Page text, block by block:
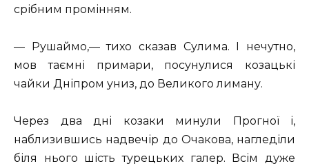
срібним промінням.
— Рушаймо,— тихо сказав Сулима. І нечутно,
мов таємні примари, посунулися козацькі
чайки Дніпром униз, до Великого лиману.
Через два дні козаки минули Прогної і,
наблизившись надвечір до Очакова, нагледіли
біля нього шість турецьких галер. Всім дуже